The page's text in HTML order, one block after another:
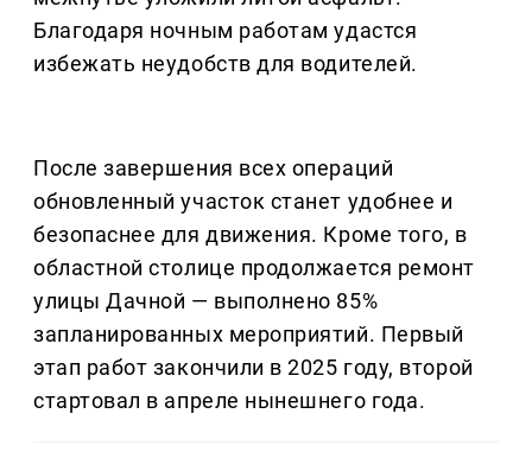
Благодаря ночным работам удастся
избежать неудобств для водителей.
После завершения всех операций
обновленный участок станет удобнее и
безопаснее для движения. Кроме того, в
областной столице продолжается ремонт
улицы Дачной — выполнено 85%
запланированных мероприятий. Первый
этап работ закончили в 2025 году, второй
стартовал в апреле нынешнего года.